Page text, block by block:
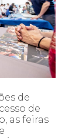
de
de
as feiras